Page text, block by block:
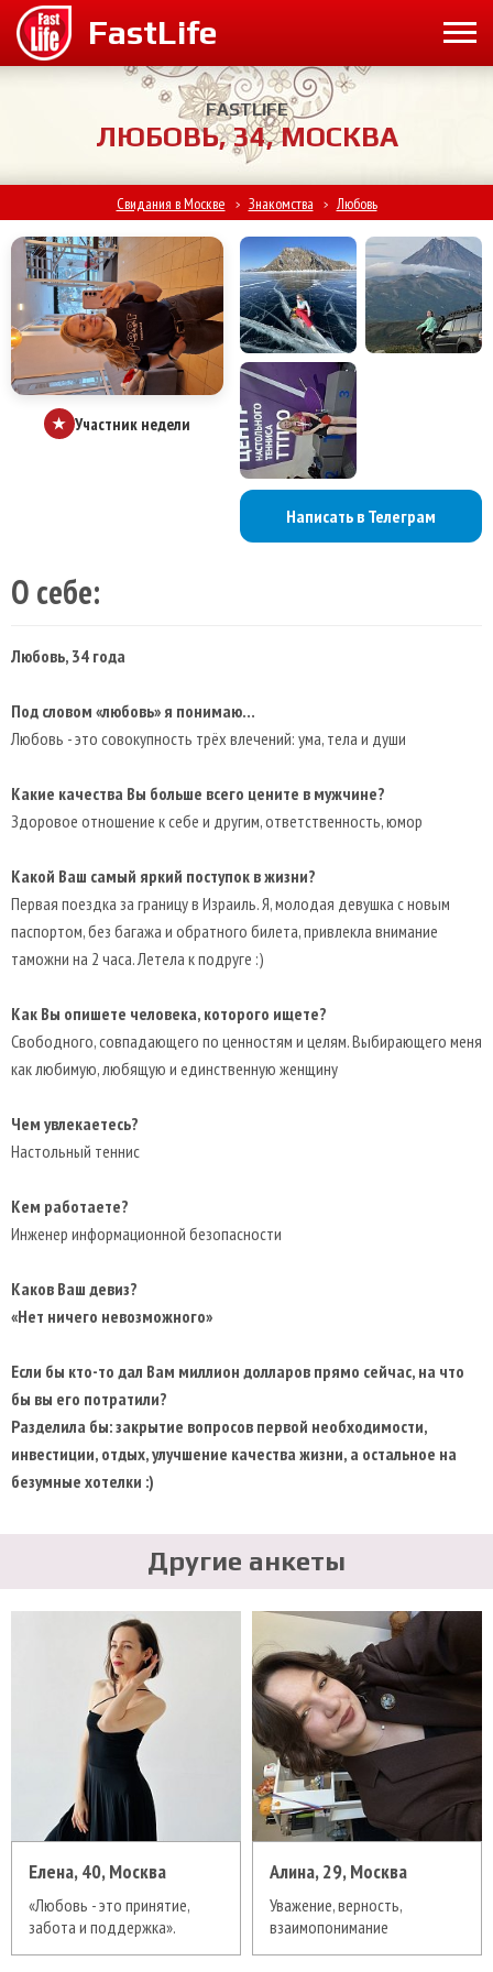
FASTLIFE
ЛЮБОВЬ, 34, МОСКВА
Свидания в Москве > Знакомства > Любовь
★ Участник недели
Написать в Телеграм
О себе:
Любовь, 34 года
Под словом «любовь» я понимаю…
Любовь - это совокупность трёх влечений: ума, тела и души
Какие качества Вы больше всего цените в мужчине?
Здоровое отношение к себе и другим, ответственность, юмор
Какой Ваш самый яркий поступок в жизни?
Первая поездка за границу в Израиль. Я, молодая девушка с новым
паспортом, без багажа и обратного билета, привлекла внимание
таможни на 2 часа. Летела к подруге :)
Как Вы опишете человека, которого ищете?
Свободного, совпадающего по ценностям и целям. Выбирающего меня
как любимую, любящую и единственную женщину
Чем увлекаетесь?
Настольный теннис
Кем работаете?
Инженер информационной безопасности
Каков Ваш девиз?
«Нет ничего невозможного»
Если бы кто-то дал Вам миллион долларов прямо сейчас, на что
бы вы его потратили?
Разделила бы: закрытие вопросов первой необходимости,
инвестиции, отдых, улучшение качества жизни, а остальное на
безумные хотелки :)
Другие анкеты
Елена, 40, Москва
«Любовь - это принятие,
забота и поддержка».
Алина, 29, Москва
Уважение, верность,
взаимопонимание